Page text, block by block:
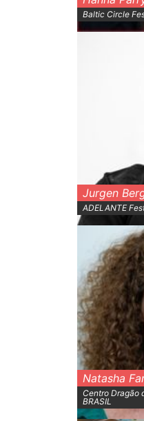
Baltic Circle
Jurgen
ADELANTE
Natasha
Centro Dragão
BRASIL